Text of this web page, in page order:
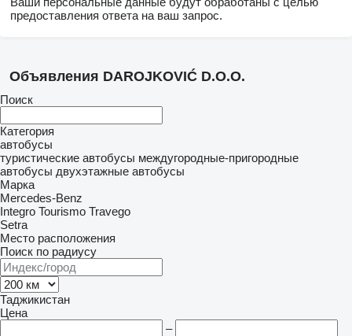
предоставления ответа на ваш запрос.
Объявления DAROJKOVIĆ D.O.O.
Поиск
Категория
автобусы
туристические автобусы междугородные-пригородные
автобусы двухэтажные автобусы
Марка
Mercedes-Benz
Integro Tourismo Travego
Setra
Место расположения
Поиск по радиусу
Таджикистан
Цена
–